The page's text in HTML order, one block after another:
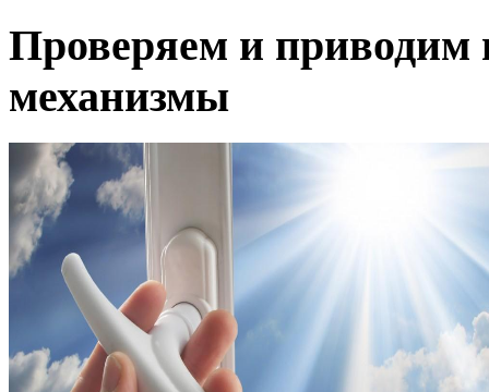
Проверяем и приводим
механизмы